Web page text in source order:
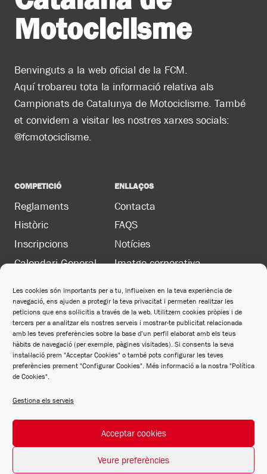
Les cookies són importants per a tu, influeixen en la teva experiència de
navegació, ens ajuden a protegir la teva privacitat i permeten realitzar les
peticions que ens sol·licitis a través de la web. Utilitzem cookies pròpies i de
tercers per a analitzar els nostres serveis i mostrar-te publicitat relacionada
amb les teves preferències sobre la base d’un perfil elaborat amb els teus
hàbits de navegació (per exemple, pàgines visitades). Si consents la seva
instal·lació prem "Acceptar Cookies" o també pots configurar les teves
preferències prement "Configurar Cookies". Més informació a la nostra "Política
de Cookies".
Gestiona els serveis
Acceptar cookies
Veure preferències
Motociclisme
Benvinguts a la web oficial de la FCM.
Aquí trobareu tota la informació relativa als
Campionats de Catalunya de Motociclisme. També
et convidem a visitar les nostres xarxes socials:
@fcmotociclisme.
COMPETICIÓ
Reglaments
Històric
Inscripcions
Calendari General
ENLLAÇOS
Contacta
FAQS
Notícies
Imatge corporativa
LEGAL
Política de privacitat
Política de cookies
Avís legal
Política de xarxes socials
© 2026 FCM Desarrollado por Andrac Computing